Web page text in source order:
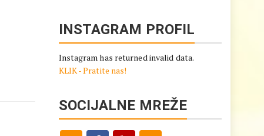
INSTAGRAM PROFIL
Instagram has returned invalid data.
KLIK - Pratite nas!
SOCIJALNE MREŽE